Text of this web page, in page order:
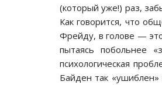
(который уже!) раз,
Как говорится, что
Фрейду, в голове —
пытаясь побольнее
психологическая
Байден так